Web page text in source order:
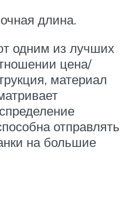
длина.
одним из лучших
цена/
материал
отправлять
на большие